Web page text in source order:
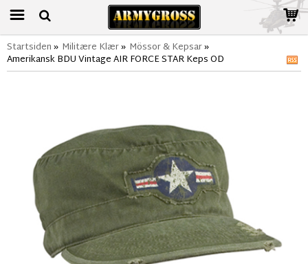
Startsiden» Militære Klær» Mössor & Kepsar»
Amerikansk BDU Vintage AIR FORCE STAR Keps OD